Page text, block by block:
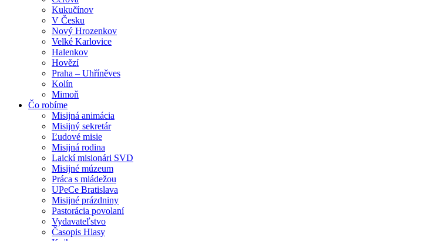
Kukučínov
V Česku
Nový Hrozenkov
Velké Karlovice
Halenkov
Hovězí
Praha – Uhříněves
Kolín
Mimoň
Čo robíme
Misijná animácia
Misijný sekretár
Ľudové misie
Misijná rodina
Laickí misionári SVD
Misijné múzeum
Práca s mládežou
UPeCe Bratislava
Misijné prázdniny
Pastorácia povolaní
Vydavateľstvo
Časopis Hlasy